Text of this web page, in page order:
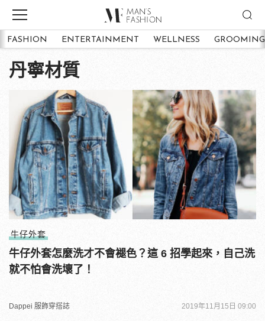
FASHION ENTERTAINMENT WELLNESS GROOMING
丹寧材質
牛仔外套
牛仔外套怎麼洗才不會褪色？這 6 招學起來，自己洗
就不怕會洗壞了！
Dappei 服飾穿搭誌 2019年11月15日 09:00